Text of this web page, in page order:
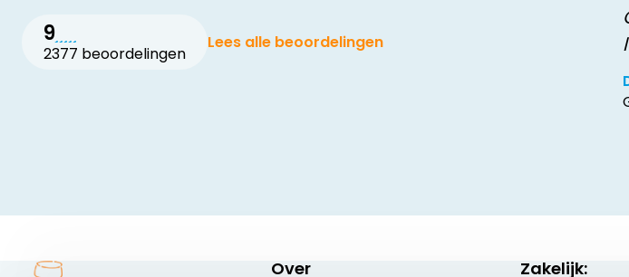
9
2377 beoordelingen
Lees alle beoordelingen
Over Zakelijk: